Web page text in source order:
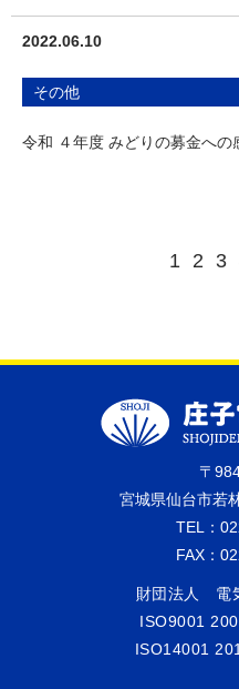
2022.06.10
その他
令和 ４年度 みどりの募金への
1 2 3
〒
宮城県仙台市若
TEL：
FAX：
財団法人 電
ISO9001
ISO14001